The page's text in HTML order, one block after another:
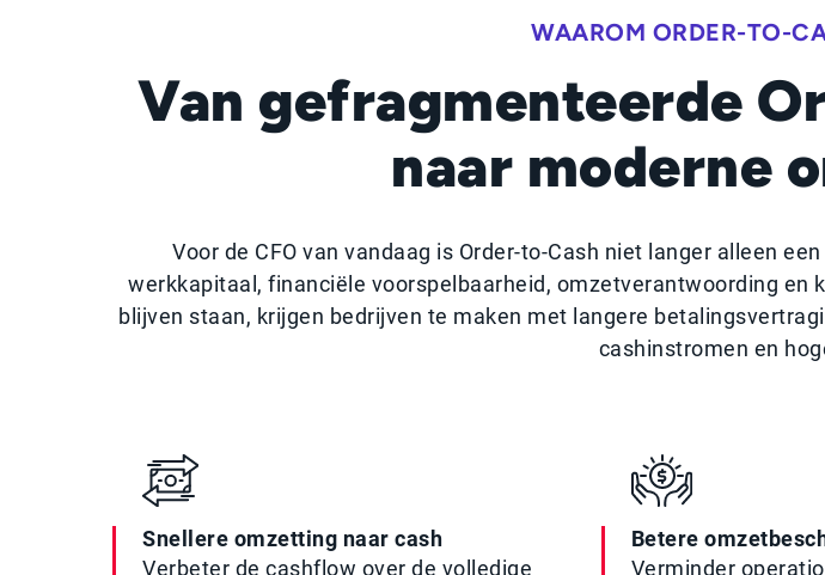
WAAROM ORDER-TO-
Van gefragmenteerde
naar moderne
Voor de CFO van vandaag is Order-to-Cash niet langer alleen
werkkapitaal, financiële voorspelbaarheid, omzetverantwoording
blijven staan, krijgen bedrijven te maken met langere
cashinstromen en
Snellere omzetting naar cash
Verbeter de cashflow over de volledige
Betere
Verminder